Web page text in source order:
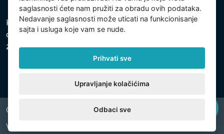
Kompanija je registrovana u Opštinskom sudu u Pragu,
odeljak C, uložak 74759, Identifikacioni broj kompanije:
26150808, Poreski identifikacioni broj: CZ26150808.
Copyright © 2026 INTEX TRADING s.r.o. All rights reserved.
Web by
saglasnosti ćete nam pružiti za obradu ovih podataka.
Nedavanje saglasnosti može uticati na funkcionisanje
sajta i usluga koje vam se nude.
Prihvati sve
Upravljanje kolačićima
Odbaci sve